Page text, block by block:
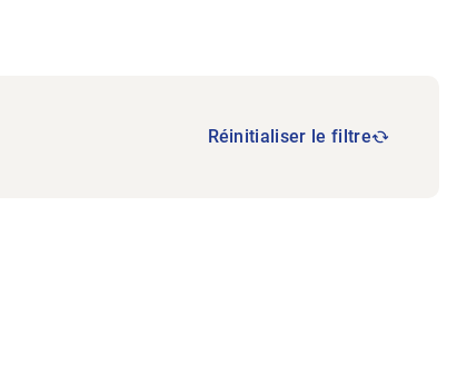
Réinitialiser le filtre